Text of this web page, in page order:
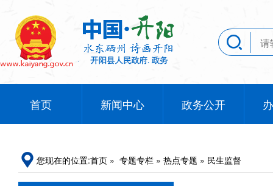
首页 新闻中心 政务公开
您现在的位置:首页 » 专题专栏 » 热点专题 » 民生监督